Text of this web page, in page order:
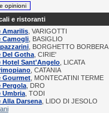
e ristoranti
Amarilis , VARIGOTTI
Camogli , BASIGLIO
, BORGHETTO BORBERA
Del Gotha , CIRIE'
Hotel Sant'Angelo , LICATA
, CATANIA
Gourmet , MONTECATINI TERME
Pergola , DRO
Umbria , TODI
Darsena , LIDO DI JESOLO